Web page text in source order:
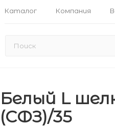
Каталог Компания
Белый L
(СФЗ)/35